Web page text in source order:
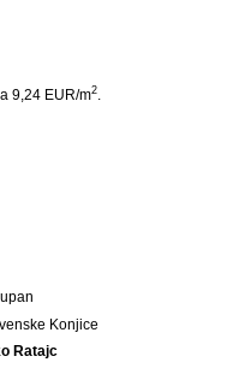
9,24 EUR/m2.
Konjice
Ratajc